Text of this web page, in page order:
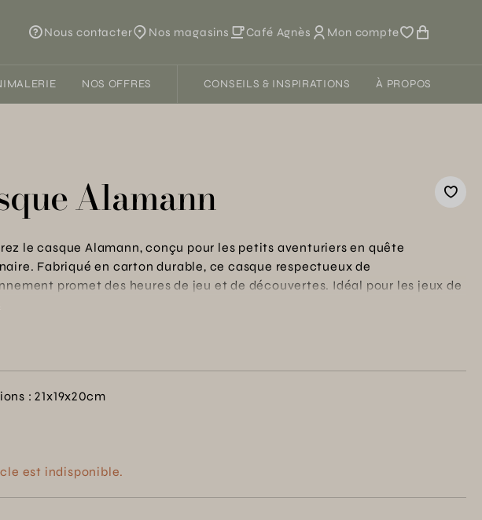
Nous contacter Nos magasins Café Agnès Mon compte
NOS OFFRES CONSEILS & INSPIRATIONS À PROPOS
Alamann
le casque Alamann, conçu pour les petits aventuriers en quête
Fabriqué en carton durable, ce casque respectueux de
promet des heures de jeu et de découvertes. Idéal pour les jeux de
il est accompagné d'une garantie de 2 ans, assurant une tranquillité
: 21x19x20cm
est indisponible.